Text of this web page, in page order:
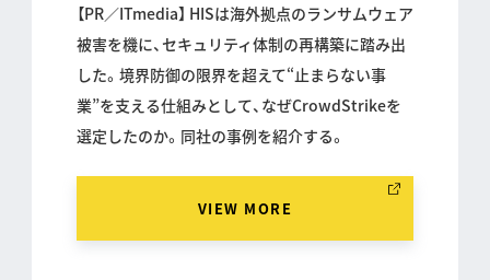
【PR／ITmedia】 HISは海外拠点のランサムウェア
被害を機に、セキュリティ体制の再構築に踏み出
した。境界防御の限界を超えて“止まらない事
業”を支える仕組みとして、なぜCrowdStrikeを
選定したのか。同社の事例を紹介する。
VIEW MORE